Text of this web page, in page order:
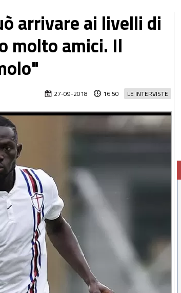
arrivare ai livelli di
molto amici. Il
LE INTERVISTE
27-09-2018 16:50